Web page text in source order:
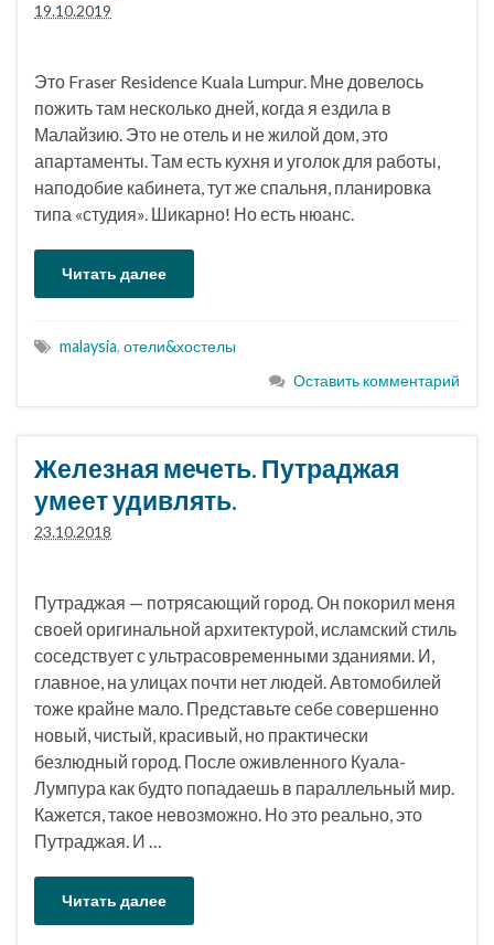
19.10.2019
Это Fraser Residence Kuala Lumpur. Мне довелось
пожить там несколько дней, когда я ездила в
Малайзию. Это не отель и не жилой дом, это
апартаменты. Там есть кухня и уголок для работы,
наподобие кабинета, тут же спальня, планировка
типа «студия». Шикарно! Но есть нюанс.
Читать далее
malaysia, отели&хостелы
Оставить комментарий
Железная мечеть. Путраджая
умеет удивлять.
23.10.2018
Путраджая — потрясающий город. Он покорил меня
своей оригинальной архитектурой, исламский стиль
соседствует с ультрасовременными зданиями. И,
главное, на улицах почти нет людей. Автомобилей
тоже крайне мало. Представьте себе совершенно
новый, чистый, красивый, но практически
безлюдный город. После оживленного Куала-
Лумпура как будто попадаешь в параллельный мир.
Кажется, такое невозможно. Но это реально, это
Путраджая. И …
Читать далее